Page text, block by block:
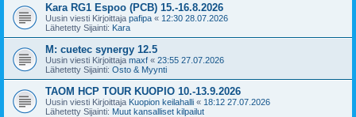
Kara RG1 Espoo (PCB) 15.-16.8.2026
Uusin viesti Kirjoittaja pafipa « 12:30 28.07.2026
Lähetetty Sijainti: Kara
M: cuetec synergy 12.5
Uusin viesti Kirjoittaja maxf « 23:55 27.07.2026
Lähetetty Sijainti: Osto & Myynti
TAOM HCP TOUR KUOPIO 10.-13.9.2026
Uusin viesti Kirjoittaja Kuopion keilahalli « 18:12 27.07.2026
Lähetetty Sijainti: Muut kansalliset kilpailut